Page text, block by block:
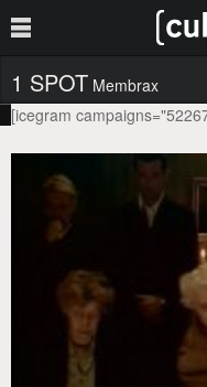
1 SPOT Membrax
[icegram